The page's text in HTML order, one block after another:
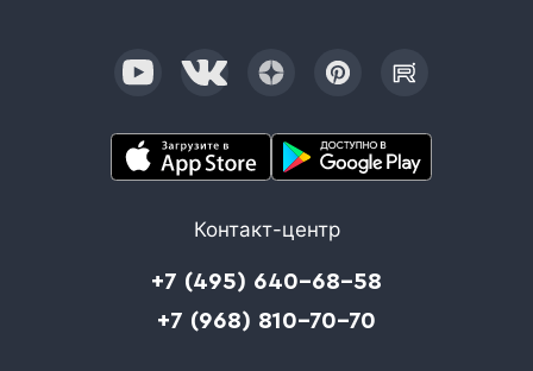
Контакт-центр
+7 (495) 640-68-58
+7 (968) 810-70-70